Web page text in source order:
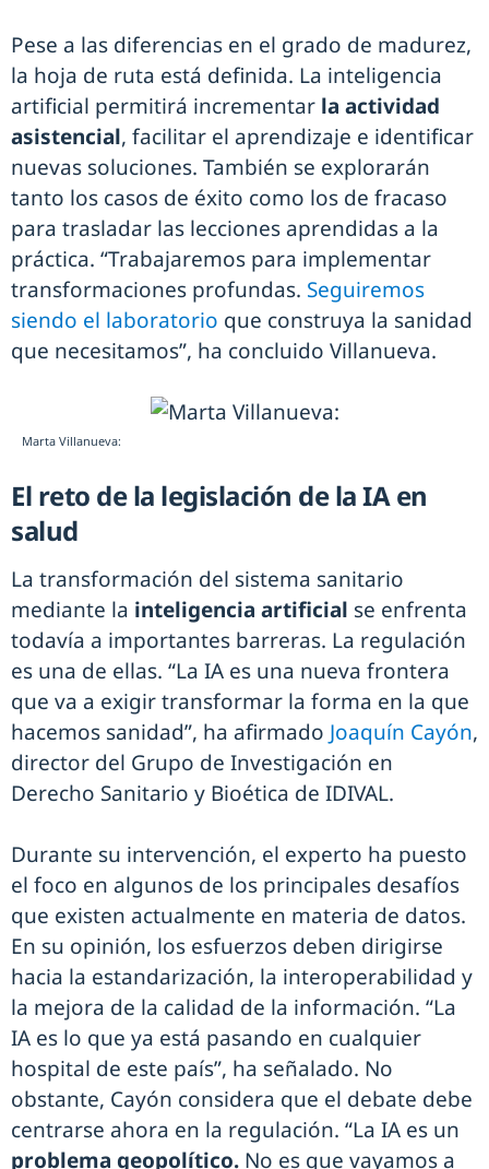
Pese a las diferencias en el grado de madurez,
la hoja de ruta está definida. La inteligencia
artificial permitirá incrementar la actividad
asistencial, facilitar el aprendizaje e identificar
nuevas soluciones. También se explorarán
tanto los casos de éxito como los de fracaso
para trasladar las lecciones aprendidas a la
práctica. “Trabajaremos para implementar
transformaciones profundas. Seguiremos
siendo el laboratorio que construya la sanidad
que necesitamos”, ha concluido Villanueva.
Marta Villanueva:
El reto de la legislación de la IA en
salud
La transformación del sistema sanitario
mediante la inteligencia artificial se enfrenta
todavía a importantes barreras. La regulación
es una de ellas. “La IA es una nueva frontera
que va a exigir transformar la forma en la que
hacemos sanidad”, ha afirmado Joaquín Cayón,
director del Grupo de Investigación en
Derecho Sanitario y Bioética de IDIVAL.
Durante su intervención, el experto ha puesto
el foco en algunos de los principales desafíos
que existen actualmente en materia de datos.
En su opinión, los esfuerzos deben dirigirse
hacia la estandarización, la interoperabilidad y
la mejora de la calidad de la información. “La
IA es lo que ya está pasando en cualquier
hospital de este país”, ha señalado. No
obstante, Cayón considera que el debate debe
centrarse ahora en la regulación. “La IA es un
problema geopolítico. No es que vayamos a